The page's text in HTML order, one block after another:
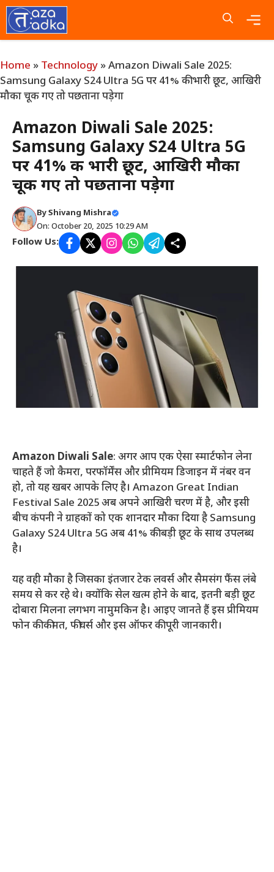
Skip
to
content
Home » Technology »Amazon Diwali Sale 2025:
Samsung Galaxy S24 Ultra 5G पर 41% की भारी छूट, आखिरी
मौका चूक गए तो पछताना पड़ेगा
Amazon Diwali Sale 2025:
Samsung Galaxy S24 Ultra 5G
पर 41% की भारी छूट, आखिरी मौका
चूक गए तो पछताना पड़ेगा
ByShivang Mishra
On: October 20, 2025 10:29 AM
Follow Us:
Amazon Diwali Sale: अगर आप एक ऐसा स्मार्टफोन लेना
चाहते हैं जो कैमरा, परफॉर्मेंस और प्रीमियम डिजाइन में नंबर वन
हो, तो यह खबर आपके लिए है। Amazon Great Indian
Festival Sale 2025 अब अपने आखिरी चरण में है, और इसी
बीच कंपनी ने ग्राहकों को एक शानदार मौका दिया है Samsung
Galaxy S24 Ultra 5G अब 41% की बड़ी छूट के साथ उपलब्ध
है।
यह वही मौका है जिसका इंतजार टेक लवर्स और सैमसंग फैंस लंबे
समय से कर रहे थे। क्योंकि सेल खत्म होने के बाद, इतनी बड़ी छूट
दोबारा मिलना लगभग नामुमकिन है। आइए जानते हैं इस प्रीमियम
फोन की कीमत, फीचर्स और इस ऑफर की पूरी जानकारी।